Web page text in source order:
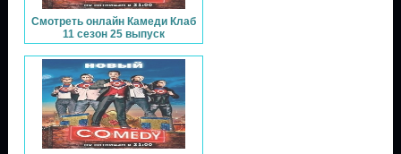
Смотреть онлайн Камеди Клаб
11 сезон 25 выпуск